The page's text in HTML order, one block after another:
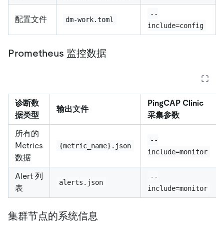
配置文件 dm-work.toml
--
include=config
Prometheus 监控数据
诊断数
据类型
输出文件
PingCAP Clinic
采集参数
所有的
Metrics
数据
{metric_name}.json
--
include=monitor
Alert 列
表
alerts.json
--
include=monitor
集群节点的系统信息